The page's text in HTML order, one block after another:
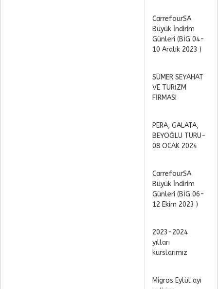
CarrefourSA
Büyük İndirim
Günleri (BİG 04-
10 Aralık 2023 )
SÜMER SEYAHAT
VE TURİZM
FİRMASI
PERA, GALATA,
BEYOĞLU TURU-
08 OCAK 2024
CarrefourSA
Büyük İndirim
Günleri (BİG 06-
12 Ekim 2023 )
2023-2024
yılları
kurslarımız
Migros Eylül ayı